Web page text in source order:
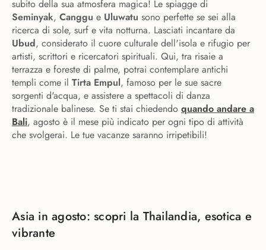
subito della sua atmosfera magica! Le spiagge di
Seminyak, Canggu e Uluwatu sono perfette se sei alla
ricerca di sole, surf e vita notturna. Lasciati incantare da
Ubud, considerato il cuore culturale dell'isola e rifugio per
artisti, scrittori e ricercatori spirituali. Qui, tra risaie a
terrazza e foreste di palme, potrai contemplare antichi
templi come il Tirta Empul, famoso per le sue sacre
sorgenti d'acqua, e assistere a spettacoli di danza
tradizionale balinese. Se ti stai chiedendo quando andare a
Bali, agosto è il mese più indicato per ogni tipo di attività
che svolgerai. Le tue vacanze saranno irripetibili!
Asia in agosto: scopri la Thailandia, esotica e
vibrante